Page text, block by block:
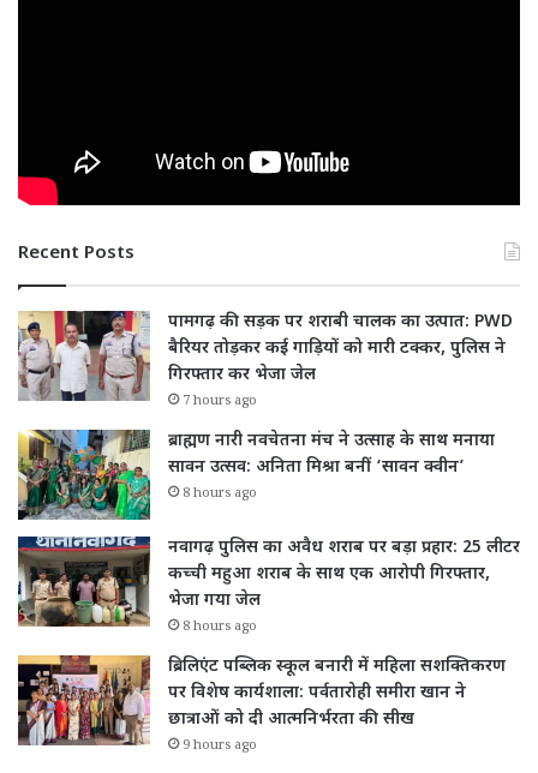
Recent Posts
पामगढ़ की सड़क पर शराबी चालक का उत्पात: PWD
बैरियर तोड़कर कई गाड़ियों को मारी टक्कर, पुलिस ने
गिरफ्तार कर भेजा जेल
7 hours ago
ब्राह्मण नारी नवचेतना मंच ने उत्साह के साथ मनाया
सावन उत्सव: अनिता मिश्रा बनीं ‘सावन क्वीन’
8 hours ago
नवागढ़ पुलिस का अवैध शराब पर बड़ा प्रहार: 25 लीटर
कच्ची महुआ शराब के साथ एक आरोपी गिरफ्तार,
भेजा गया जेल
8 hours ago
ब्रिलिएंट पब्लिक स्कूल बनारी में महिला सशक्तिकरण
पर विशेष कार्यशाला: पर्वतारोही समीरा खान ने
छात्राओं को दी आत्मनिर्भरता की सीख
9 hours ago